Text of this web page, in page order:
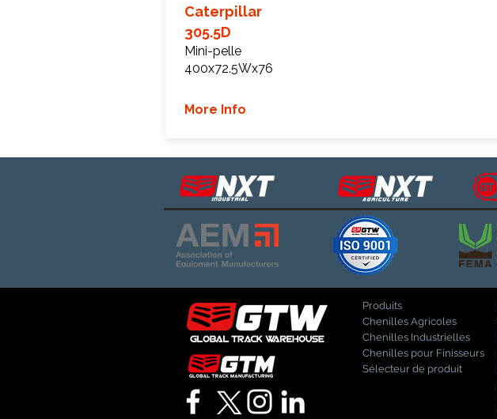
Caterpillar
305.5D
Mini-pelle
400x72.5Wx76
More Info
Produits
Chenilles Agricoles
Chenilles Industrielles
Chenilles pour Finisseurs
Sélecteur de produit